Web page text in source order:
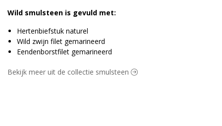
Wild smulsteen is gevuld met:
Hertenbiefstuk naturel
Wild zwijn filet gemarineerd
Eendenborstfilet gemarineerd
Bekijk meer uit de collectie smulsteen